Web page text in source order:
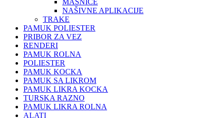
NAŠIVNE APLIKACIJE
TRAKE
PAMUK POLIESTER
PRIBOR ZA VEZ
RENDERI
PAMUK ROLNA
POLIESTER
PAMUK KOCKA
PAMUK SA LIKROM
PAMUK LIKRA KOCKA
TURSKA RAZNO
PAMUK LIKRA ROLNA
ALATI